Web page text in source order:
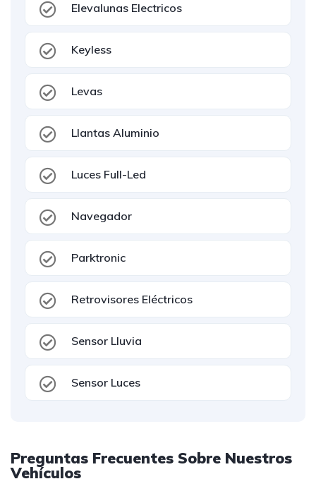
Elevalunas Electricos
Keyless
Levas
Llantas Aluminio
Luces Full-Led
Navegador
Parktronic
Retrovisores Eléctricos
Sensor Lluvia
Sensor Luces
Preguntas Frecuentes Sobre Nuestros
Vehículos